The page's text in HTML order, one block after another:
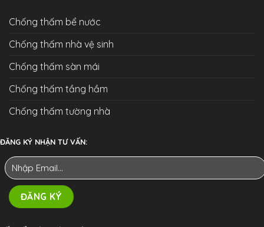
Chống thấm bể nước
Chống thấm nhà vệ sinh
Chống thấm sàn mái
Chống thấm tầng hầm
Chống thấm tường nhà
ĐĂNG KÝ NHẬN TƯ VẤN: